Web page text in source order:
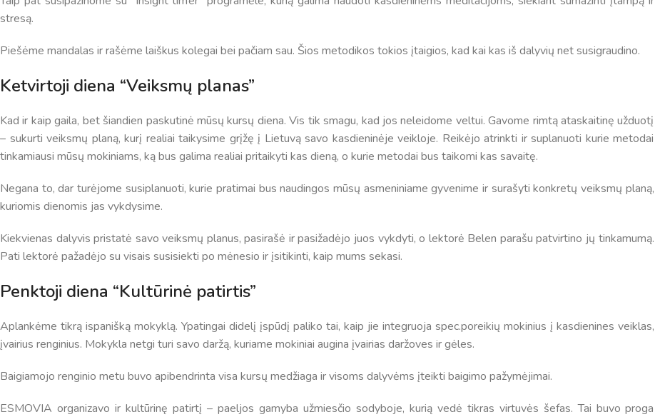
stresą.
Piešėme mandalas ir rašėme laiškus kolegai bei pačiam sau. Šios metodikos tokios įtaigios, kad kai kas iš dalyvių net susigraudino.
Ketvirtoji diena “Veiksmų planas”
Kad ir kaip gaila, bet šiandien paskutinė mūsų kursų diena. Vis tik smagu, kad jos neleidome veltui. Gavome rimtą ataskaitinę užduotį
– sukurti veiksmų planą, kurį realiai taikysime grįžę į Lietuvą savo kasdieninėje veikloje. Reikėjo atrinkti ir suplanuoti kurie metodai
tinkamiausi mūsų mokiniams, ką bus galima realiai pritaikyti kas dieną, o kurie metodai bus taikomi kas savaitę.
Negana to, dar turėjome susiplanuoti, kurie pratimai bus naudingos mūsų asmeniniame gyvenime ir surašyti konkretų veiksmų planą,
kuriomis dienomis jas vykdysime.
Kiekvienas dalyvis pristatė savo veiksmų planus, pasirašė ir pasižadėjo juos vykdyti, o lektorė Belen parašu patvirtino jų tinkamumą.
Pati lektorė pažadėjo su visais susisiekti po mėnesio ir įsitikinti, kaip mums sekasi.
Penktoji diena “Kultūrinė patirtis”
Aplankėme tikrą ispanišką mokyklą. Ypatingai didelį įspūdį paliko tai, kaip jie integruoja spec.poreikių mokinius į kasdienines veiklas,
įvairius renginius. Mokykla netgi turi savo daržą, kuriame mokiniai augina įvairias daržoves ir gėles.
Baigiamojo renginio metu buvo apibendrinta visa kursų medžiaga ir visoms dalyvėms įteikti baigimo pažymėjimai.
ESMOVIA organizavo ir kultūrinę patirtį – paeljos gamyba užmiesčio sodyboje, kurią vedė tikras virtuvės šefas. Tai buvo proga